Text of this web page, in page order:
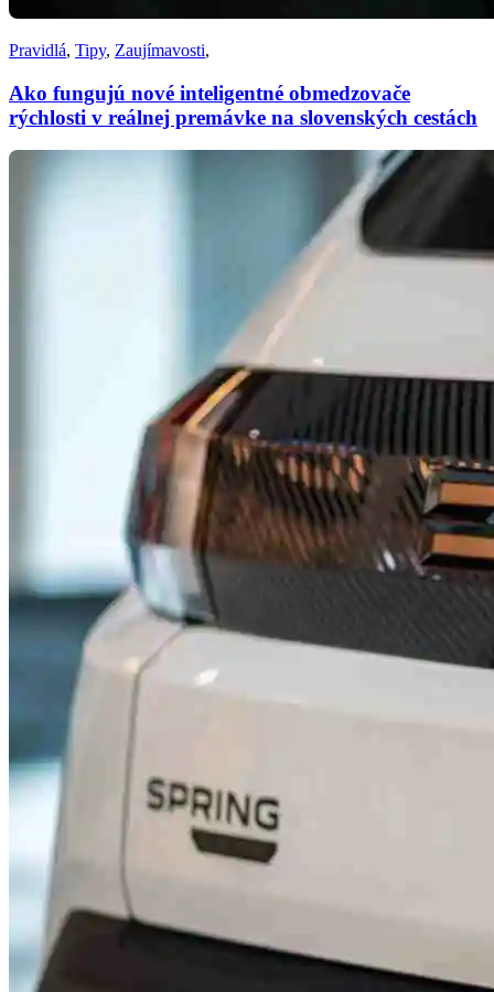
Pravidlá, Tipy, Zaujímavosti,
Ako fungujú nové inteligentné obmedzovače
rýchlosti v reálnej premávke na slovenských cestách